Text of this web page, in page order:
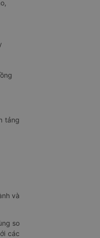
tảng
và
so
các